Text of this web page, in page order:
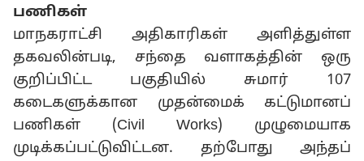
பணிகள்
மாநகராட்சி அதிகாரிகள் அளித்துள்ள
தகவலின்படி, சந்தை வளாகத்தின் ஒரு
குறிப்பிட்ட பகுதியில் சுமார் 107
கடைகளுக்கான முதன்மைக் கட்டுமானப்
பணிகள் (Civil Works) முழுமையாக
முடிக்கப்பட்டுவிட்டன. தற்போது அந்தப்